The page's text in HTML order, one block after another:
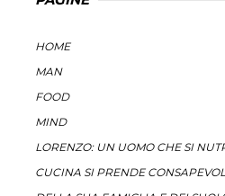
HOME
MAN
FOOD
MIND
LORENZO: UN UOMO CHE SI
CUCINA SI PRENDE